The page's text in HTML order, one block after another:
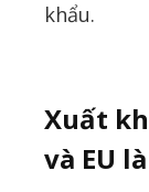
khẩu.
Xuất
và EU